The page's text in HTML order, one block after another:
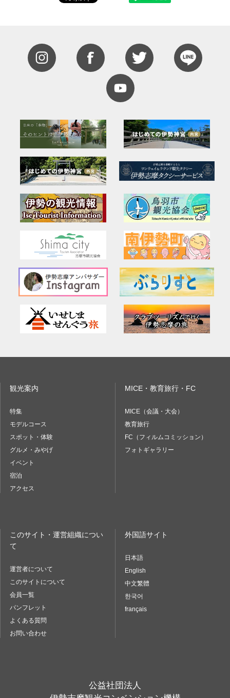
観光案内
特集
モデルコース
スポット・体験
グルメ・みやげ
イベント
宿泊
アクセス
MICE・教育旅行・FC
MICE（会議・大会）
教育旅行
FC（フィルムコミッション）
フォトギャラリー
このサイト・運営組織につい
て
運営者について
このサイトについて
会員一覧
パンフレット
よくある質問
お問い合わせ
外国語サイト
日本語
English
中文繁體
한국어
français
公益社団法人